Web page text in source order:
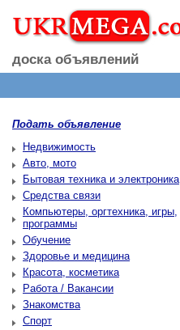
доска объявлений
Подать объявление
Недвижимость
Авто, мото
Бытовая техника и электроника
Средства связи
Компьютеры, оргтехника, игры,
программы
Обучение
Здоровье и медицина
Красота, косметика
Работа / Вакансии
Знакомства
Спорт